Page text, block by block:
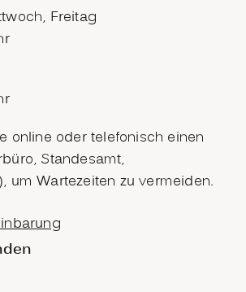
Freitag
online oder telefonisch einen
Standesamt,
um Wartezeiten zu vermeiden.